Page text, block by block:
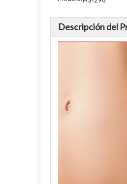
Descripción del